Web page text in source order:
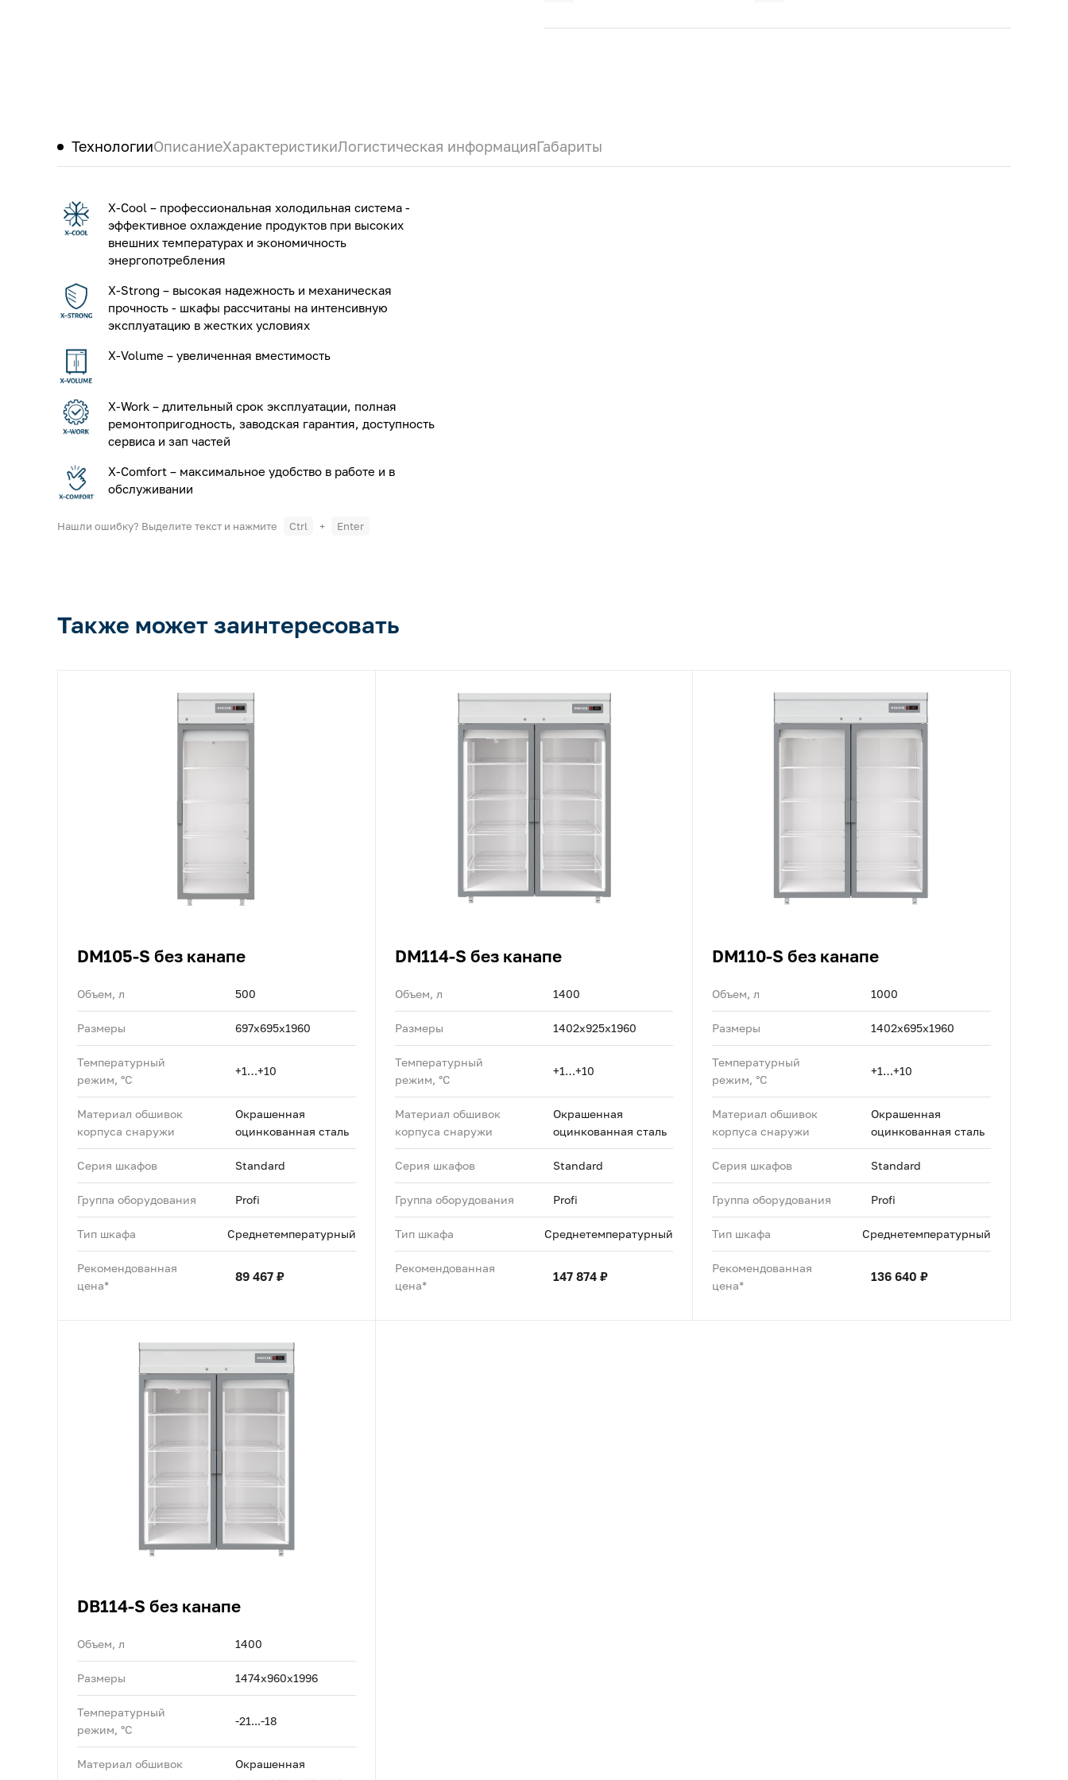
ТехнологииОписаниеХарактеристикиЛогистическая информацияГабариты
X-Cool – профессиональная холодильная система -
эффективное охлаждение продуктов при высоких
внешних температурах и экономичность
энергопотребления
X-Strong – высокая надежность и механическая
прочность - шкафы рассчитаны на интенсивную
эксплуатацию в жестких условиях
X-Volume – увеличенная вместимость
X-Work – длительный срок эксплуатации, полная
ремонтопригодность, заводская гарантия, доступность
сервиса и зап частей
X-Comfort – максимальное удобство в работе и в
обслуживании
Нашли ошибку? Выделите текст и нажмите Ctrl + Enter
Также может заинтересовать
DM105-S без канапе
Объем, л 500
Размеры 697х695х1960
Температурный
режим, °C
+1…+10
Материал обшивок
корпуса снаружи
Окрашенная
оцинкованная сталь
Серия шкафов Standard
Группа оборудования Profi
Тип шкафа Среднетемпературный
Рекомендованная
цена*
89 467 ₽
DM114-S без канапе
Объем, л 1400
Размеры 1402х925х1960
Температурный
режим, °C
+1…+10
Материал обшивок
корпуса снаружи
Окрашенная
оцинкованная сталь
Серия шкафов Standard
Группа оборудования Profi
Тип шкафа Среднетемпературный
Рекомендованная
цена*
147 874 ₽
DM110-S без канапе
Объем, л 1000
Размеры 1402х695х1960
Температурный
режим, °C
+1…+10
Материал обшивок
корпуса снаружи
Окрашенная
оцинкованная сталь
Серия шкафов Standard
Группа оборудования Profi
Тип шкафа Среднетемпературный
Рекомендованная
цена*
136 640 ₽
DB114-S без канапе
Объем, л 1400
Размеры 1474x960x1996
Температурный
режим, °C
-21...-18
Материал обшивок
Окрашенная